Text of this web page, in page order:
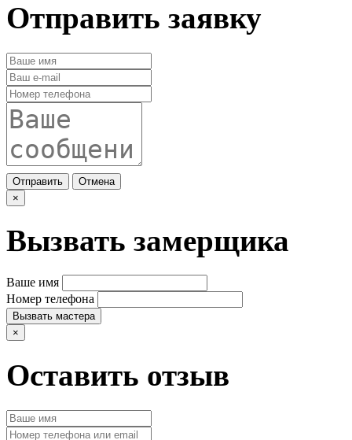
Отправить заявку
Отправить
Отмена
×
Вызвать замерщика
Ваше имя
Номер телефона
Вызвать мастера
×
Оставить отзыв